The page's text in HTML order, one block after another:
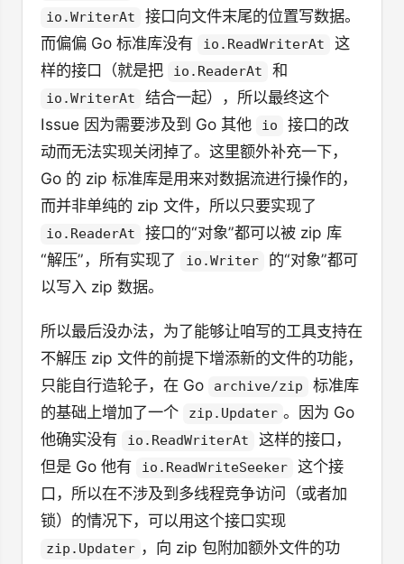
io.WriterAt
接口向文件末尾的位置写数据。
而偏偏 Go 标准库没有
io.ReadWriterAt
这
样的接口（就是把
io.ReaderAt 和
io.WriterAt
结合一起），所以最终这个
Issue 因为需要涉及到 Go 其他
io
接口的改
动而无法实现关闭掉了。这里额外补充一下，
Go 的 zip 标准库是用来对数据流进行操作的，
而并非单纯的 zip 文件，所以只要实现了
io.ReaderAt
接口的“对象”都可以被 zip 库
“解压”，所有实现了
io.Writer
的“对象”都可
以写入 zip 数据。
所以最后没办法，为了能够让咱写的工具支持在
不解压 zip 文件的前提下增添新的文件的功能，
只能自行造轮子，在 Go
archive/zip
标准库
的基础上增加了一个
zip.Updater 。因为 Go
他确实没有
io.ReadWriterAt
这样的接口，
但是 Go 他有
io.ReadWriteSeeker
这个接
口，所以在不涉及到多线程竞争访问（或者加
锁）的情况下，可以用这个接口实现
zip.Updater ，向 zip 包附加额外文件的功